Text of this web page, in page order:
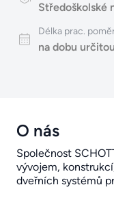
Středoškolské
Délka prac.
na dobu
O nás
Společnost
vývojem,
dveřních systémů